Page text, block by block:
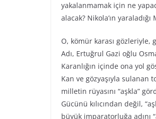
yakalanmamak için ne
alacak? Nikola’ın
O, kömür karası
Adı, Ertuğrul Gazi oğlu
Karanlığın içinde ona yol
Kan ve gözyaşıyla
milletin rüyasını “aşkla”
Gücünü kılıcından değil,
büyük imparatorluğa adını